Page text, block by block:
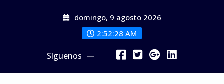
domingo, 9 agosto 2026
2:52:30 AM
Síguenos